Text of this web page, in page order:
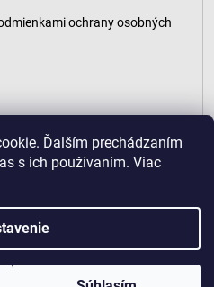
Ďalším prechádzaním
s ich používaním. Viac
ochrany osobných